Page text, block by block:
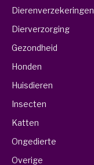
Dierenverzekeringen
Dierverzorging
Gezondheid
Honden
Huisdieren
Insecten
Katten
Ongedierte
Overige